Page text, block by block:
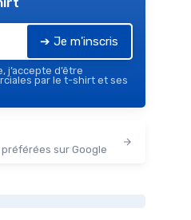
➔ Je m'inscris
j’accepte d’être
par le t-shirt et ses
sur Google